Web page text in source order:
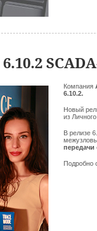
Компания
6.10.2.
Новый
из
В релизе
передачи
Подробно